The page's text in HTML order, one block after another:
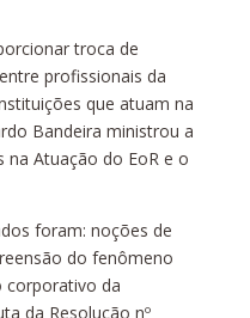
troca de
profissionais da
que atuam na
Bandeira ministrou a
na Atuação do EoR e o
foram: noções de
do fenômeno
corporativo da
da Resolução nº